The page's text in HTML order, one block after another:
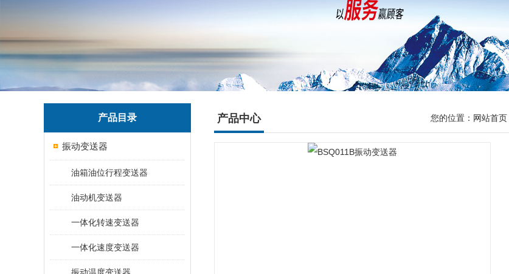
产品目录
振动变送器
油箱油位行程变送器
油动机变送器
一体化转速变送器
一体化速度变送器
产品中心 您的位置： 网站首页